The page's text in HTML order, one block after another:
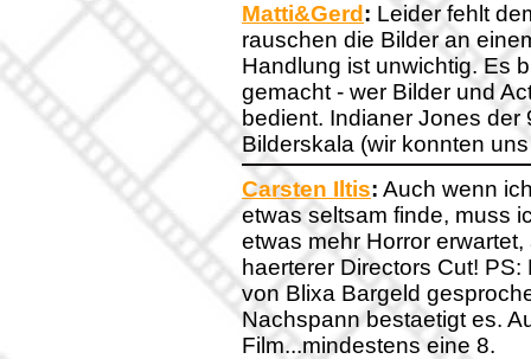
Matti&Gerd : Leider fehlt
rauschen die Bilder an
Handlung ist unwichtig. Es
gemacht - wer Bilder und
bedient. Indianer Jones
Bilderskala (wir konnten
Carsten Iltis: Auch wenn
etwas seltsam finde, muss
etwas mehr Horror
haerterer Directors Cut!
von Blixa Bargeld
Nachspann bestaetigt es.
Film...mindestens eine 8.